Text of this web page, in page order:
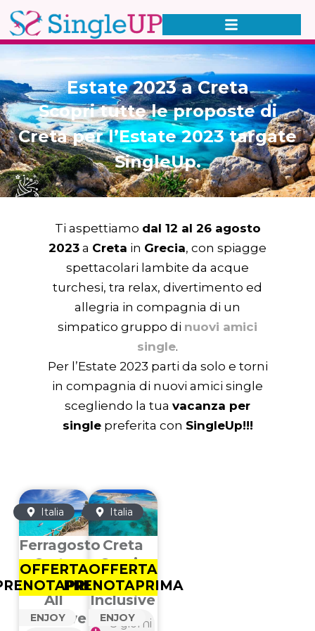
Estate 2023 a Creta
Scopri tutte le proposte di
Creta per l’Estate 2023 targate
SingleUp.
Ti aspettiamo dal 12 al 26 agosto
2023 a Creta in Grecia, con spiagge
spettacolari lambite da acque
turchesi, tra relax, divertimento ed
allegria in compagnia di un
simpatico gruppo di nuovi amici
single.
Per l’Estate 2023 parti da solo e torni
in compagnia di nuovi amici single
scegliendo la tua vacanza per
singlepreferita con SingleUp!!!
OFFERTA
Italia
Ferragosto
Creta
Grecia
All
Inclusive
ENJOY
OFFERTA
PRENOTAPRIMA
Italia
Creta
Grecia
All
Inclusive
ENJOY
8 giorni